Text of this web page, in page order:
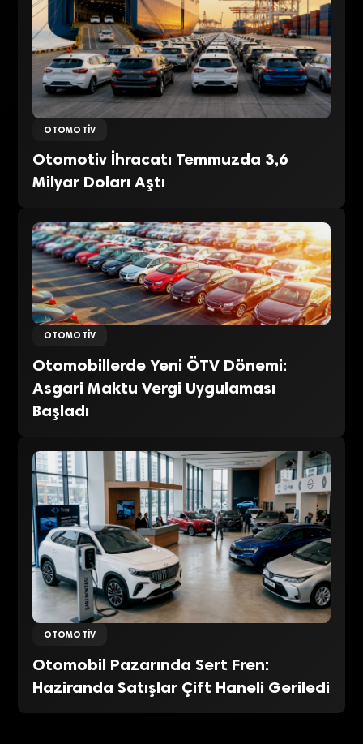
OTOMOTIV
Otomotiv İhracatı Temmuzda 3,6
Milyar Doları Aştı
OTOMOTIV
Otomobillerde Yeni ÖTV Dönemi:
Asgari Maktu Vergi Uygulaması
Başladı
OTOMOTIV
Otomobil Pazarında Sert Fren:
Haziranda Satışlar Çift Haneli Geriledi